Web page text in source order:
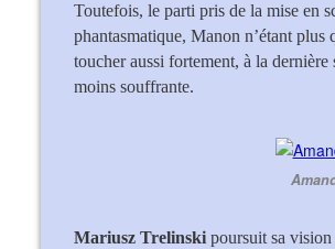
Toutefois, le parti pris de la mise en
phantasmatique, Manon n’étant plus
toucher aussi fortement, à la
moins souffrante.
Mariusz Trelinski poursuit sa vision